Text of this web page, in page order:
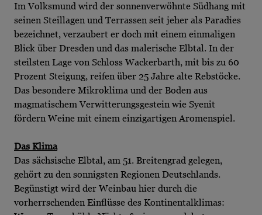
Im Volksmund wird der sonnenverwöhnte Südhang mit
seinen Steillagen und Terrassen seit jeher als Paradies
bezeichnet, verzaubert er doch mit einem einmaligen
Blick über Dresden und das malerische Elbtal. In der
steilsten Lage von Schloss Wackerbarth, mit bis zu 60
Prozent Steigung, reifen über 25 Jahre alte Rebstöcke.
Das besondere Mikroklima und der Boden aus
magmatischem Verwitterungsgestein wie Syenit
fördern Weine mit einem einzigartigen Aromenspiel.
Das Klima
Das sächsische Elbtal, am 51. Breitengrad gelegen,
gehört zu den sonnigsten Regionen Deutschlands.
Begünstigt wird der Weinbau hier durch die
vorherrschenden Einflüsse des Kontinentalklimas: